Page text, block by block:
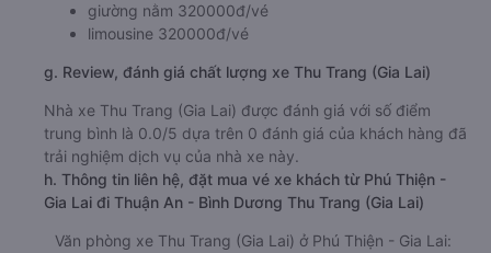
giường nằm 320000đ/vé
limousine 320000đ/vé
g. Review, đánh giá chất lượng xe Thu Trang (Gia Lai)
Nhà xe Thu Trang (Gia Lai) được đánh giá với số điểm
trung bình là 0.0/5 dựa trên 0 đánh giá của khách hàng đã
trải nghiệm dịch vụ của nhà xe này.
h. Thông tin liên hệ, đặt mua vé xe khách từ Phú Thiện -
Gia Lai đi Thuận An - Bình Dương Thu Trang (Gia Lai)
Văn phòng xe Thu Trang (Gia Lai) ở Phú Thiện - Gia Lai: